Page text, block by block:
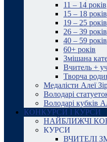
11 – 14 років
15 – 18 років
19 – 25 років
26 – 39 років
40 – 59 років
60+ років
Змішана
Вчитель +
Творча
Медалісти Алеї
Володарі
Володарі кубків
КОНКУРСИ І КУРСИ
НАЙБЛИЖЧІ
КУРСИ
ВЧИТЕЛІ